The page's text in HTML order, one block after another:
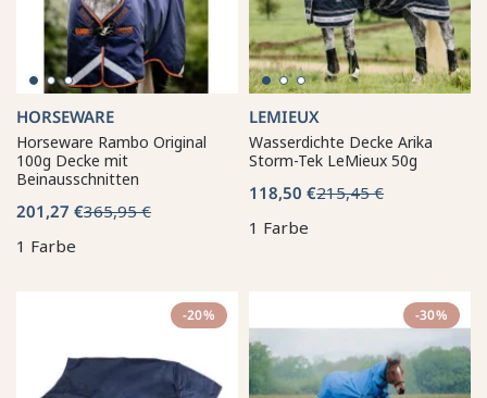
HORSEWARE
Horseware Rambo Original
100g Decke mit
Beinausschnitten
201,27 €365,95 €
1 Farbe
LEMIEUX
Wasserdichte Decke Arika
Storm-Tek LeMieux 50g
118,50 €215,45 €
1 Farbe
-20% -30%